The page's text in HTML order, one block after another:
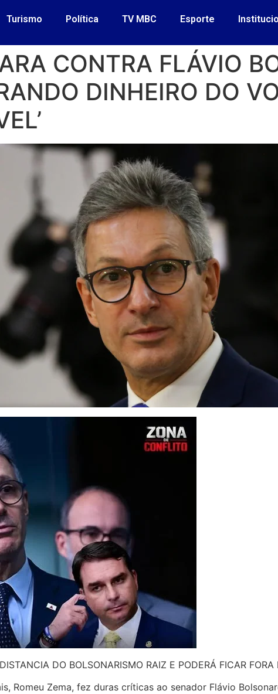
Turismo Política TV MBC Esporte
CONTRA FLÁVIO
DINHEIRO DO
DO BOLSONARISMO RAIZ E PODERÁ FICAR FORA
Romeu Zema, fez duras críticas ao senador Flávio